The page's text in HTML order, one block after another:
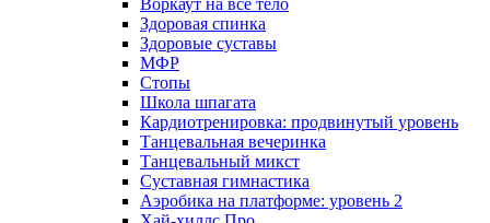
Воркаут на все тело
Здоровая спинка
Здоровые суставы
МФР
Стопы
Школа шпагата
Кардиотренировка: продвинутый уровень
Танцевальная вечеринка
Танцевальный микст
Суставная гимнастика
Аэробика на платформе: уровень 2